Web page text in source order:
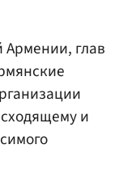
Армении, глав
и